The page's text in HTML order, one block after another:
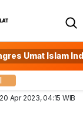
Umat Islam
Apr 2023, 04:15 WIB